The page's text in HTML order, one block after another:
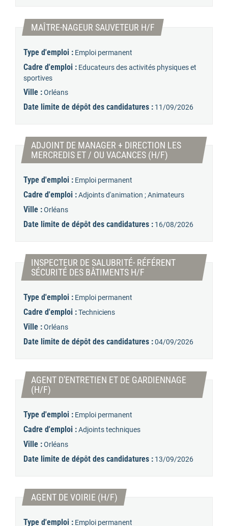
MAÎTRE-NAGEUR SAUVETEUR H/F (Nouvelle fenêtre)
Type d'emploi : Emploi permanent
Cadre d'emploi : Educateurs des activités physiques et
sportives
Ville :Orléans
Date limite de dépôt des candidatures : 11/09/2026
ADJOINT DE MANAGER + DIRECTION LES
MERCREDIS ET / OU VACANCES (H/F) (Nouvelle
Type d'emploi : Emploi permanent
Cadre d'emploi :Adjoints d'animation ; Animateurs
Ville :Orléans
Date limite de dépôt des candidatures : 16/08/2026
INSPECTEUR DE SALUBRITÉ- RÉFÉRENT
SÉCURITÉ DES BÂTIMENTS H/F (Nouvelle fenêtre)
Type d'emploi : Emploi permanent
Cadre d'emploi :Techniciens
Ville :Orléans
Date limite de dépôt des candidatures :04/09/2026
AGENT D'ENTRETIEN ET DE GARDIENNAGE
(H/F)
Type d'emploi : Emploi permanent
Cadre d'emploi :Adjoints techniques
Ville :Orléans
Date limite de dépôt des candidatures : 13/09/2026
AGENT DE VOIRIE (H/F) (Nouvelle fenêtre)
Type d'emploi : Emploi permanent